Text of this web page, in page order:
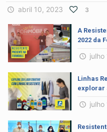
abril 10, 2023 3
A
2022 da
julho
Linhas
explorar
julho